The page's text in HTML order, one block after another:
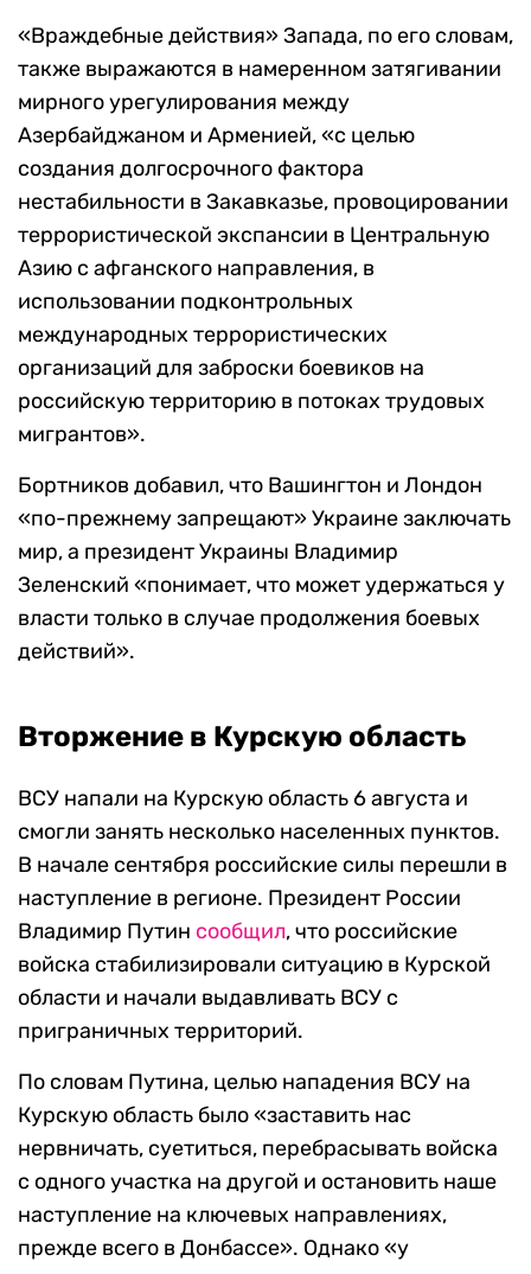
«Враждебные действия» Запада, по его словам,
также выражаются в намеренном затягивании
мирного урегулирования между
Азербайджаном и Арменией, «с целью
создания долгосрочного фактора
нестабильности в Закавказье, провоцировании
террористической экспансии в Центральную
Азию с афганского направления, в
использовании подконтрольных
международных террористических
организаций для заброски боевиков на
российскую территорию в потоках трудовых
мигрантов».
Бортников добавил, что Вашингтон и Лондон
«по-прежнему запрещают» Украине заключать
мир, а президент Украины Владимир
Зеленский «понимает, что может удержаться у
власти только в случае продолжения боевых
действий».
Вторжение в Курскую область
ВСУ напали на Курскую область 6 августа и
смогли занять несколько населенных пунктов.
В начале сентября российские силы перешли в
наступление в регионе. Президент России
Владимир Путин сообщил, что российские
войска стабилизировали ситуацию в Курской
области и начали выдавливать ВСУ с
приграничных территорий.
По словам Путина, целью нападения ВСУ на
Курскую область было «заставить нас
нервничать, суетиться, перебрасывать войска
с одного участка на другой и остановить наше
наступление на ключевых направлениях,
прежде всего в Донбассе». Однако «у